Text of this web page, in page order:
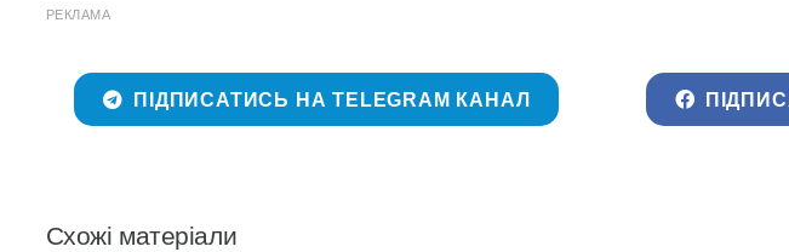
РЕКЛАМА
ПІДПИСАТИСЬ НА TELEGRAM КАНАЛ
Схожі матеріали